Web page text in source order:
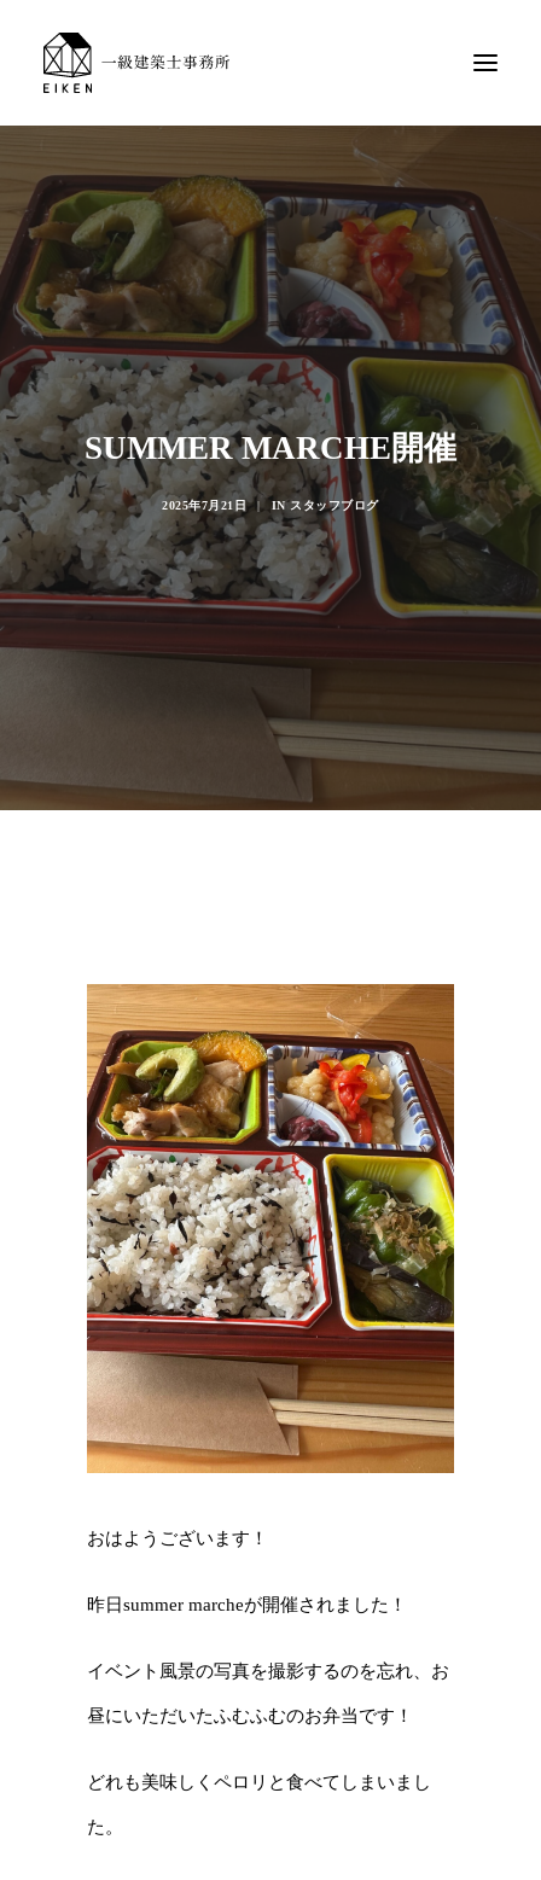
SUMMER MARCHE開催
2025年7月21日 | INスタッフブログ
おはようございます！
昨日summer marcheが開催されました！
イベント風景の写真を撮影するのを忘れ、お
昼にいただいたふむふむのお弁当です！
どれも美味しくペロリと食べてしまいまし
た。